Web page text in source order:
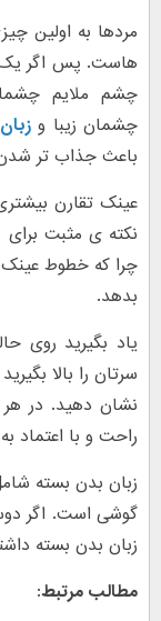
مردها به اولین
هاست. پس اگر یک
چشم ملایم
چشمان زیبا و
باعث جذاب تر شدن
عینک تقارن
نکته ی مثبت
چرا که خطوط عینک
بدهد.
یاد بگیرید روی
سرتان را بالا
نشان دهید. در
راحت و با اعتماد
زبان بدن بسته
گوشی است. اگر
زبان بدن بسته
مطالب مرتبط: